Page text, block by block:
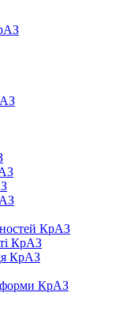
КрАЗ
КрАЗ
КрАЗ
КрАЗ